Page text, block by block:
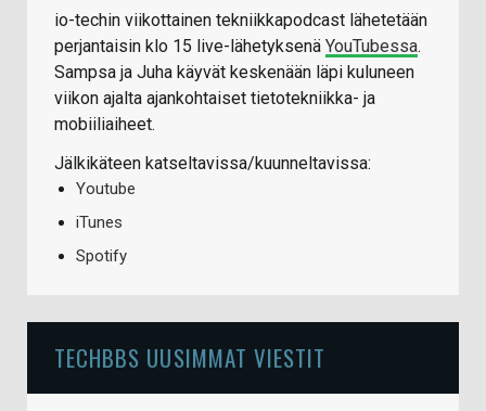
io-techin viikottainen tekniikkapodcast lähetetään
perjantaisin klo 15 live-lähetyksenä YouTubessa.
Sampsa ja Juha käyvät keskenään läpi kuluneen
viikon ajalta ajankohtaiset tietotekniikka- ja
mobiiliaiheet.
Jälkikäteen katseltavissa/kuunneltavissa:
Youtube
iTunes
Spotify
TECHBBS UUSIMMAT VIESTIT